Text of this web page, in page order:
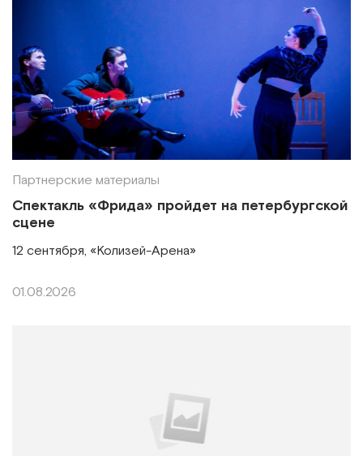
Партнерские материалы
Спектакль «Фрида» пройдет на петербургской
сцене
12 сентября, «Колизей-Арена»
01.08.2026